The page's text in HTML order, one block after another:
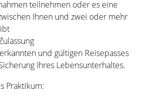
teilnehmen oder es eine
Ihnen und zwei oder mehr
und gültigen Reisepasses
Ihres Lebensunterhaltes.
Praktikum: